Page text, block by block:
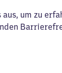
um zu